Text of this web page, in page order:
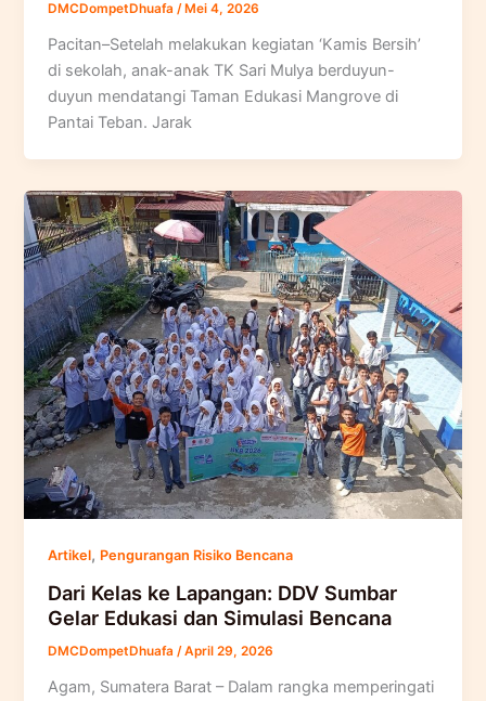
DMCDompetDhuafa/ Mei 4, 2026
Pacitan–Setelah melakukan kegiatan ‘Kamis Bersih’
di sekolah, anak-anak TK Sari Mulya berduyun-
duyun mendatangi Taman Edukasi Mangrove di
Pantai Teban. Jarak
Artikel, Pengurangan Risiko Bencana
Dari Kelas ke Lapangan: DDV Sumbar
Gelar Edukasi dan Simulasi Bencana
DMCDompetDhuafa/April 29, 2026
Agam, Sumatera Barat – Dalam rangka memperingati